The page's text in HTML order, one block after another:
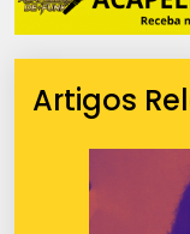
Artigos